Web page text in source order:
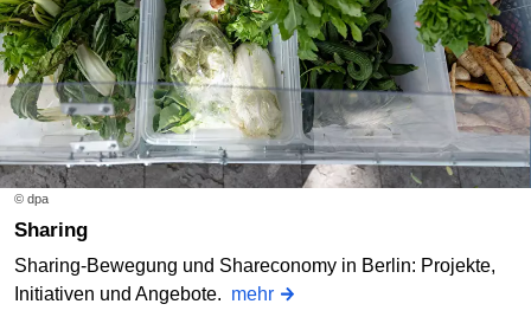
© dpa
Sharing
Sharing-Bewegung und Shareconomy in Berlin: Projekte,
Initiativen und Angebote. mehr